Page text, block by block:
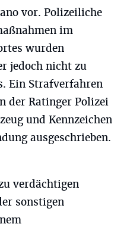
vor. Polizeiliche
im
wurden
jedoch nicht zu
Ein Strafverfahren
der Ratinger Polizei
und Kennzeichen
ausgeschrieben.
verdächtigen
sonstigen